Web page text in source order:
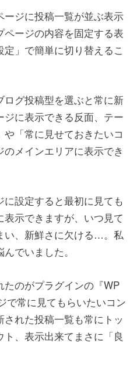
ジに投稿一覧が並ぶ表示
ージの内容を固定する表
」で簡単に切り替えるこ
グ投稿型を選ぶと常に新
に表示できる反面、テー
「常に見せておきたいコ
メインエリアに表示でき
設定すると最初に見ても
示できますが、いつ見て
い、新鮮さに欠ける…。私
でいました。
のがプラグインの『WP
で常に見てもらいたいコン
れた投稿一覧も常にトッ
、表示出来てまさに「良